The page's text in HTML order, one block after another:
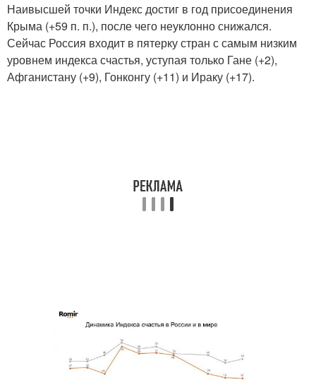
Наивысшей точки Индекс достиг в год присоединения
Крыма (+59 п. п.), после чего неуклонно снижался.
Сейчас Россия входит в пятерку стран с самым низким
уровнем индекса счастья, уступая только Гане (+2),
Афганистану (+9), Гонконгу (+11) и Ираку (+17).